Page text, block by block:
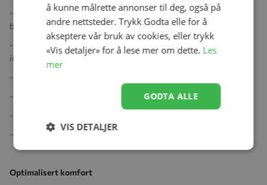
- Holmbergs DigitalSafety™ system, som hjelper deg med å holde
barnet trygt
- Magnetic Belt Assistants™ gjør det enkelt å ta barnet ut av og
inn i bilbarnestolen
- Enkelt tilgjengelig med praktisk side-til-side-rotasjon
- Justerbare hvilestillinger selv etter montering
- Lyd- og visuelle indikatorer for monterings-tilbakemeldinger
- Ettgreps-justering av hodestøtten og internbeltene
Optimalisert komfort
å kunne målrette annonser til deg, også på
andre nettsteder. Trykk Godta elle for å
akseptere vår bruk av cookies, eller trykk
«Vis detaljer» for å lese mer om dette. Les
mer
GODTA ALLE
VIS DETALJER